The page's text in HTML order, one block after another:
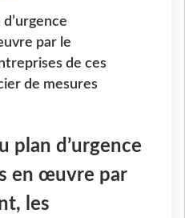
par le
de ces
de mesures
plan d’urgence
en œuvre par
les